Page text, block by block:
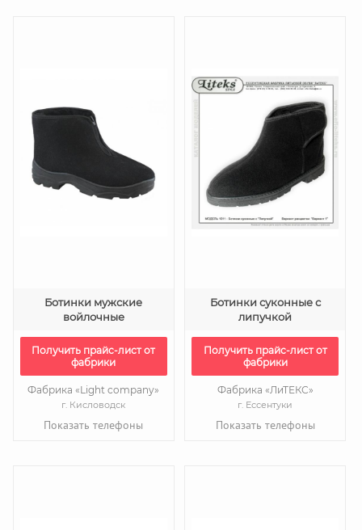
Ботинки мужские
войлочные
Получить прайс-лист от
фабрики
Фабрика «Light company»
г. Кисловодск
Показать телефоны
Ботинки суконные с
липучкой
Получить прайс-лист от
фабрики
Фабрика «ЛиТЕКС»
г. Ессентуки
Показать телефоны